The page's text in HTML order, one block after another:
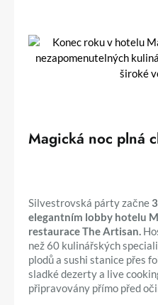
Magická noc plná
Silvestrovská párty začne
elegantním lobby hotelu
restaurace The Artisan.
než 60 kulinářských
plodů a sushi stanice přes
sladké dezerty a live
připravovány přímo před